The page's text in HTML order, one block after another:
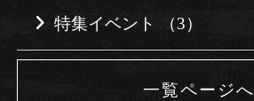
特集イベント （3）
一覧ページへ